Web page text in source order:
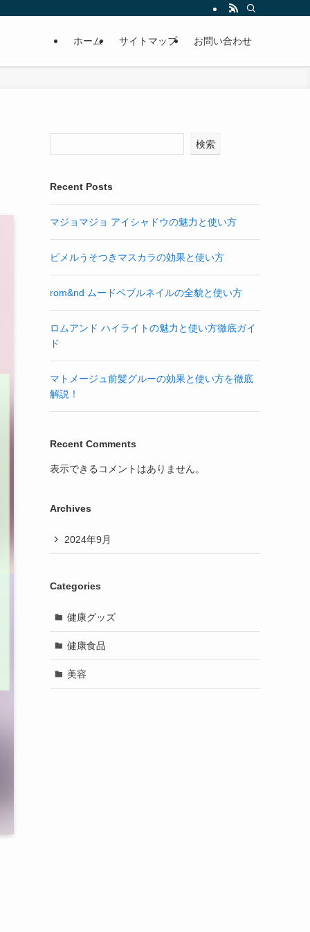
ホーム サイトマップ お問い合わせ
検索
Recent Posts
マジョマジョ アイシャドウの魅力と使い方
ピメルうそつきマスカラの効果と使い方
rom&nd ムードペブルネイルの全貌と使い方
ロムアンド ハイライトの魅力と使い方徹底ガイ
ド
マトメージュ前髪グルーの効果と使い方を徹底
解説！
Recent Comments
表示できるコメントはありません。
Archives
2024年9月
Categories
健康グッズ
健康食品
美容